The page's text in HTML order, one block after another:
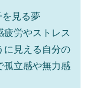
を見る夢
疲労やストレス
に見える自分の
孤立感や無力感